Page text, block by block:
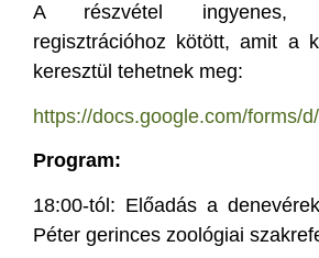
A részvétel ingyenes,
regisztrációhoz kötött, amit a
keresztül tehetnek meg:
https://docs.google.com/forms/
Program:
18:00-tól: Előadás a
Péter gerinces zoológiai